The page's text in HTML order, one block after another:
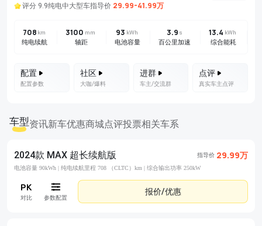
评分 9.9纯电中大型车指导价 29.99-41.99万
708 km
纯电续航
3100 mm
轴距
93 kWh
电池容量
3.9 s
百公里加速
13.4 kWh
综合能耗
配置
配置参数
社区
大咖/爆料
进群
车主/交流群
点评
真实车主点评
车型资讯新车优惠商城点评投票相关车系
2024款 MAX 超长续航版 指导价 29.99万
电池容量 90kWh | 纯电续航里程 708 （CLTC）km | 综合输出功率 250kW
对比 参数配置
报价/优惠